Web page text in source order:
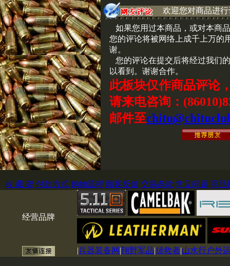
欢迎您对商品进
如果您用过本商品，或对本商
您的评论将被网络上成千上万的
谢。
您的评论在提交后将经过我们
以看到。谢谢合作。
此板块仅作商品评论
请来电咨询：
邮件至
收 藏 架 付款方式 购物流程 顾客反馈 交易条款 常见问题 商品
经营品牌
|兵器装备网 |翔野军品|拯救者|山水行户外